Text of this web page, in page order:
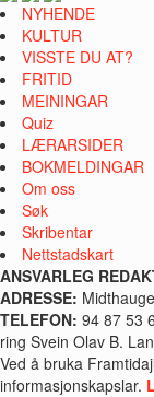
NYHENDE
KULTUR
VISSTE DU AT?
FRITID
MEININGAR
Quiz
LÆRARSIDER
BOKMELDINGAR
Om oss
Søk
Skribentar
Nettstadskart
ANSVARLEG
ADRESSE:
TELEFON: 94 87 53
ring Svein Olav B.
Ved å bruka
informasjonskapslar.